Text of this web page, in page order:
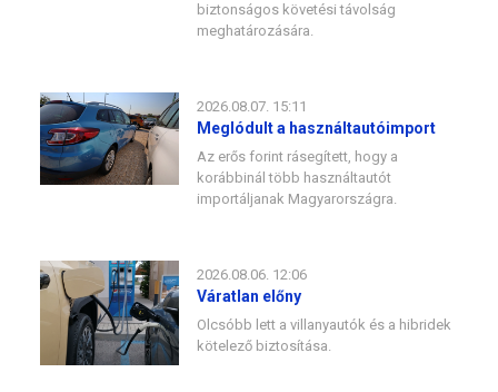
biztonságos követési távolság
meghatározására.
2026.08.07. 15:11
Meglódult a használtautóimport
Az erős forint rásegített, hogy a
korábbinál több használtautót
importáljanak Magyarországra.
2026.08.06. 12:06
Váratlan előny
Olcsóbb lett a villanyautók és a hibridek
kötelező biztosítása.